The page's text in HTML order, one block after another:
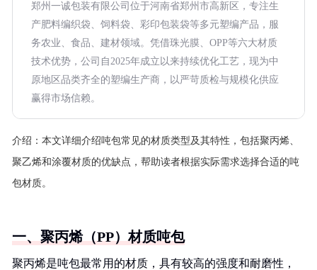
郑州一诚包装有限公司位于河南省郑州市高新区，专注生
产肥料编织袋、饲料袋、彩印包装袋等多元塑编产品，服
务农业、食品、建材领域。凭借珠光膜、OPP等六大材质
技术优势，公司自2025年成立以来持续优化工艺，现为中
原地区品类齐全的塑编生产商，以严苛质检与规模化供应
赢得市场信赖。
介绍： 本文详细介绍吨包常见的材质类型及其特性，包括聚丙烯、
聚乙烯和涂覆材质的优缺点，帮助读者根据实际需求选择合适的吨
包材质。
一、聚丙烯（PP）材质吨包
聚丙烯是吨包最常用的材质，具有较高的强度和耐磨性，